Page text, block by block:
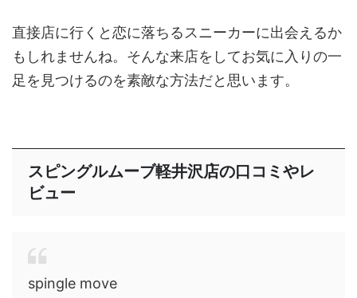
直接店に行くと恋に落ちるスニーカーに出会えるか
もしれませんね。そんな来店をしてお気に入りの一
足を見つけるのを素敵な方法だと思います。
スピングルムーブ軽井沢店の口コミやレ
ビュー
spingle move